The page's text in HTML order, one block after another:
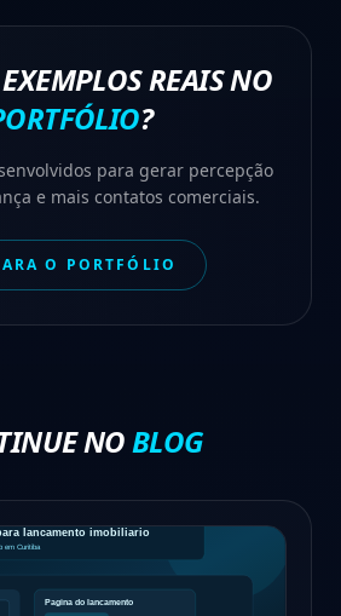
REAIS NO
?
para gerar percepção
e mais contatos comerciais.
O PORTFÓLIO
NOBLOG